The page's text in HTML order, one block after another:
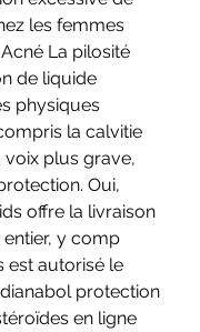
les femmes
La pilosité
de liquide
physiques
la calvitie
voix plus grave,
Oui,
offre la livraison
y comp
est autorisé le
protection
en ligne